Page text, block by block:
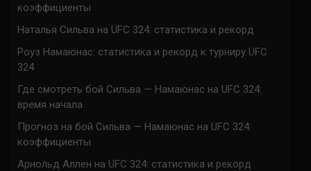
коэффициенты
Наталья Сильва на UFC 324: статистика и рекорд
Роуз Намаюнас: статистика и рекорд к турниру UFC
324
Где смотреть бой Сильва — Намаюнас на UFC 324:
время начала
Прогноз на бой Сильва — Намаюнас на UFC 324:
коэффициенты
Арнольд Аллен на UFC 324: статистика и рекорд